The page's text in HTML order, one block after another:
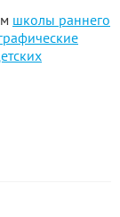
школы раннего